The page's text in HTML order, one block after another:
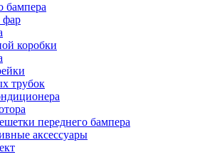
бампера
фар
коробки
трубок
переднего бампера
аксессуары